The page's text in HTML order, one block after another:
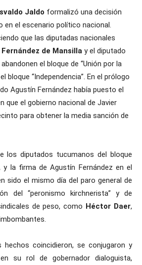
Jaldo formalizó una decisión
en el escenario político nacional.
que las diputadas nacionales
de Mansilla y el diputado
abandonen el bloque de “Unión por la
bloque “Independencia”. En el prólogo
Agustín Fernández había puesto el
que el gobierno nacional de Javier
para obtener la media sanción de
los diputados tucumanos del bloque
la firma de Agustín Fernández en el
sido el mismo día del paro general de
del “peronismo kirchnerista” y de
de peso, como Héctor Daer,
coincidieron, se conjugaron y
su rol de gobernador dialoguista,